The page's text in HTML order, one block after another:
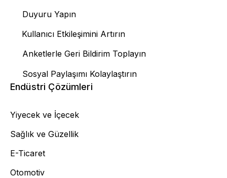
Duyuru Yapın
Kullanıcı Etkileşimini Artırın
Anketlerle Geri Bildirim Toplayın
Sosyal Paylaşımı Kolaylaştırın
Endüstri Çözümleri
Yiyecek ve İçecek
Sağlık ve Güzellik
E-Ticaret
Otomotiv